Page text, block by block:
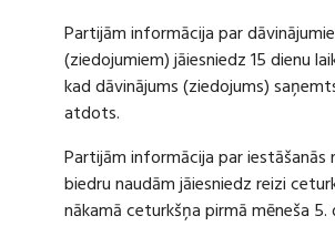
Partijām informācija par
(ziedojumiem) jāiesniedz 15 dienu
kad dāvinājums (ziedojums)
atdots.
Partijām informācija par iestāšanās
biedru naudām jāiesniedz reizi
nākamā ceturkšņa pirmā mēneša